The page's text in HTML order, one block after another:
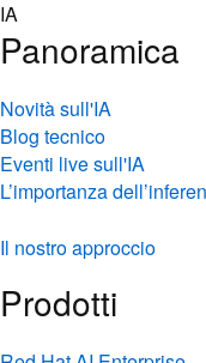
Skip
to
content
IA
Panoramica
Novità sull'IA
Blog tecnico
Eventi live sull'IA
L’importanza
Il nostro approccio
Prodotti